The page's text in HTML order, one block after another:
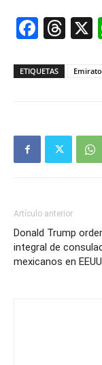
ETIQUETAS
Artículo anterior
Donald Trump
integral de
mexicanos en